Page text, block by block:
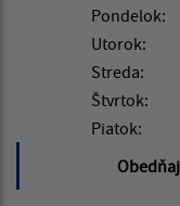
Pondelok:
Utorok:
Streda:
Štvrtok:
Piatok: